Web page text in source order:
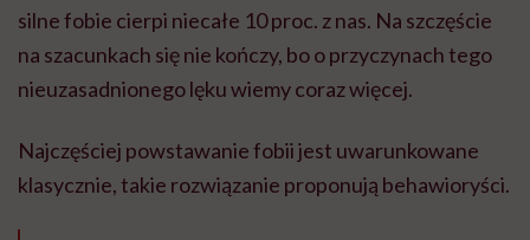
silne fobie cierpi niecałe 10 proc. z nas. Na szczęście
na szacunkach się nie kończy, bo o przyczynach tego
nieuzasadnionego lęku wiemy coraz więcej.
Najczęściej powstawanie fobii jest uwarunkowane
klasycznie, takie rozwiązanie proponują behawioryści.